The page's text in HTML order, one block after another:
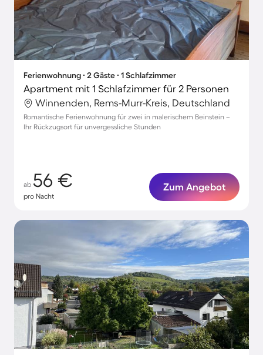
Ferienwohnung ∙ 2 Gäste ∙ 1 Schlafzimmer
Apartment mit 1 Schlafzimmer für 2 Personen
Winnenden, Rems-Murr-Kreis, Deutschland
Romantische Ferienwohnung für zwei in malerischem Beinstein –
Ihr Rückzugsort für unvergessliche Stunden
ab 56 €
pro Nacht
Zum Angebot